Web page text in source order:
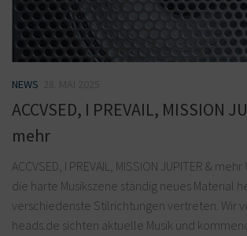
NEWS
ACCVSED, I PREVAIL, MISSION
mehr
ACCVSED, I PREVAIL, MISSION JUPITER &
die harte Musikszene ständig neues Material
verschiedenste Stilrichtungen vertreten. Wir
heads.de sichten aktuelle Musik und